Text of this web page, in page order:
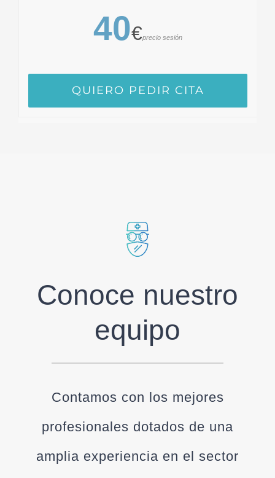
40€precio sesión
QUIERO PEDIR CITA
Conoce nuestro
equipo
Contamos con los mejores
profesionales dotados de una
amplia experiencia en el sector